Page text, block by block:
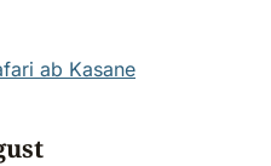
ab Kasane